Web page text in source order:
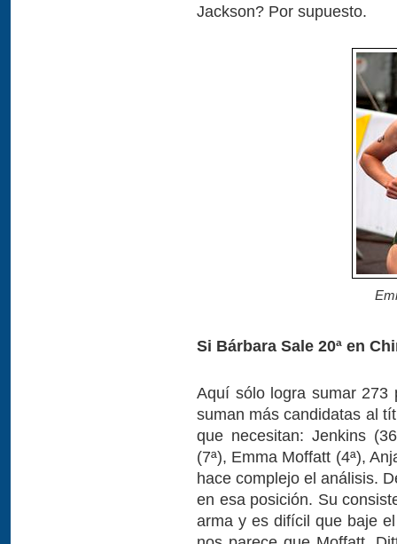
Jackson? Por supuesto.
Si Bárbara Sale 20ª en
Aquí sólo logra sumar 273
suman más candidatas al
que necesitan: Jenkins
(7ª), Emma Moffatt (4ª),
hace complejo el análisis.
en esa posición. Su
arma y es difícil que baje